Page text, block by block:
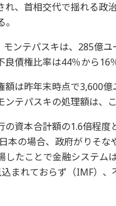
れ、首相交代で揺れる政
ンテパスキは、285億
債権比率は44％から16
額は昨年末時点で3,600
テパスキの処理額は、
の資本合計額の1.6倍程
本の場合、政府がりそ
たことで金融システム
まれておらず（IMF）